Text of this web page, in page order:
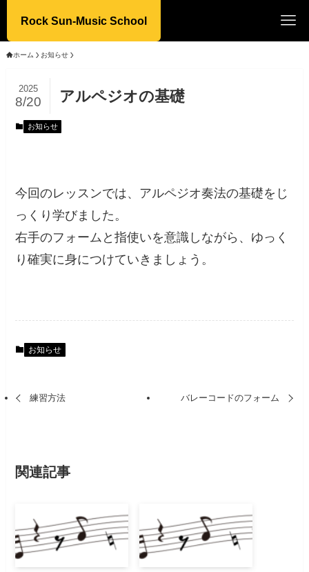
Rock Sun-Music School
ホーム お知らせ
アルペジオの基礎
2025
8/20
お知らせ
今回のレッスンでは、アルペジオ奏法の基礎をじ
っくり学びました。
右手のフォームと指使いを意識しながら、ゆっく
り確実に身につけていきましょう。
お知らせ
練習方法 バレーコードのフォーム
関連記事